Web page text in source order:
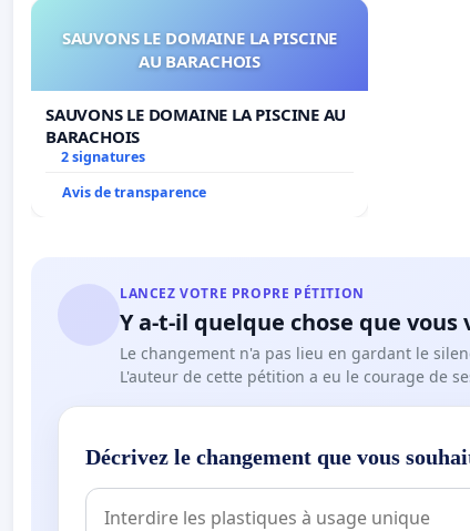
SAUVONS LE DOMAINE LA PISCINE
AU BARACHOIS
SAUVONS LE DOMAINE LA PISCINE AU
BARACHOIS
2 signatures
Avis de transparence
LANCEZ VOTRE PROPRE PÉTITION
Y a-t-il quelque chose que vous
Le changement n'a pas lieu en gardant le
L'auteur de cette pétition a eu le courage de
Décrivez le changement que vous